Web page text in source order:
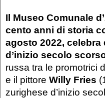
Il Museo Comunale
cento anni di storia
agosto 2022,
d’inizio secolo
russa tra le promotrici
e il pittore Willy Fries
zurighese d’inizio